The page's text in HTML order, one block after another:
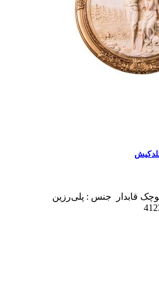
قابدار
جنس : پلی‌رزین